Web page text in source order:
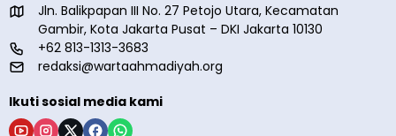
Jln. Balikpapan III No. 27 Petojo Utara, Kecamatan
Gambir, Kota Jakarta Pusat – DKI Jakarta 10130
+62 813-1313-3683
redaksi@wartaahmadiyah.org
Ikuti sosial media kami